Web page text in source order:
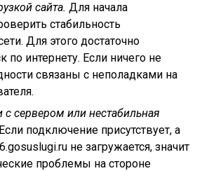
сайта. Для начала
стабильность
Для этого достаточно
по интернету. Если ничего не
связаны с неполадками на
с сервером или нестабильная
Если подключение присутствует, а
не загружается, значит
проблемы на стороне